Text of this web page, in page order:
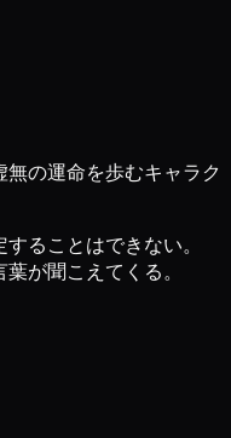
の運命を歩むキャラク
ることはできない。
が聞こえてくる。